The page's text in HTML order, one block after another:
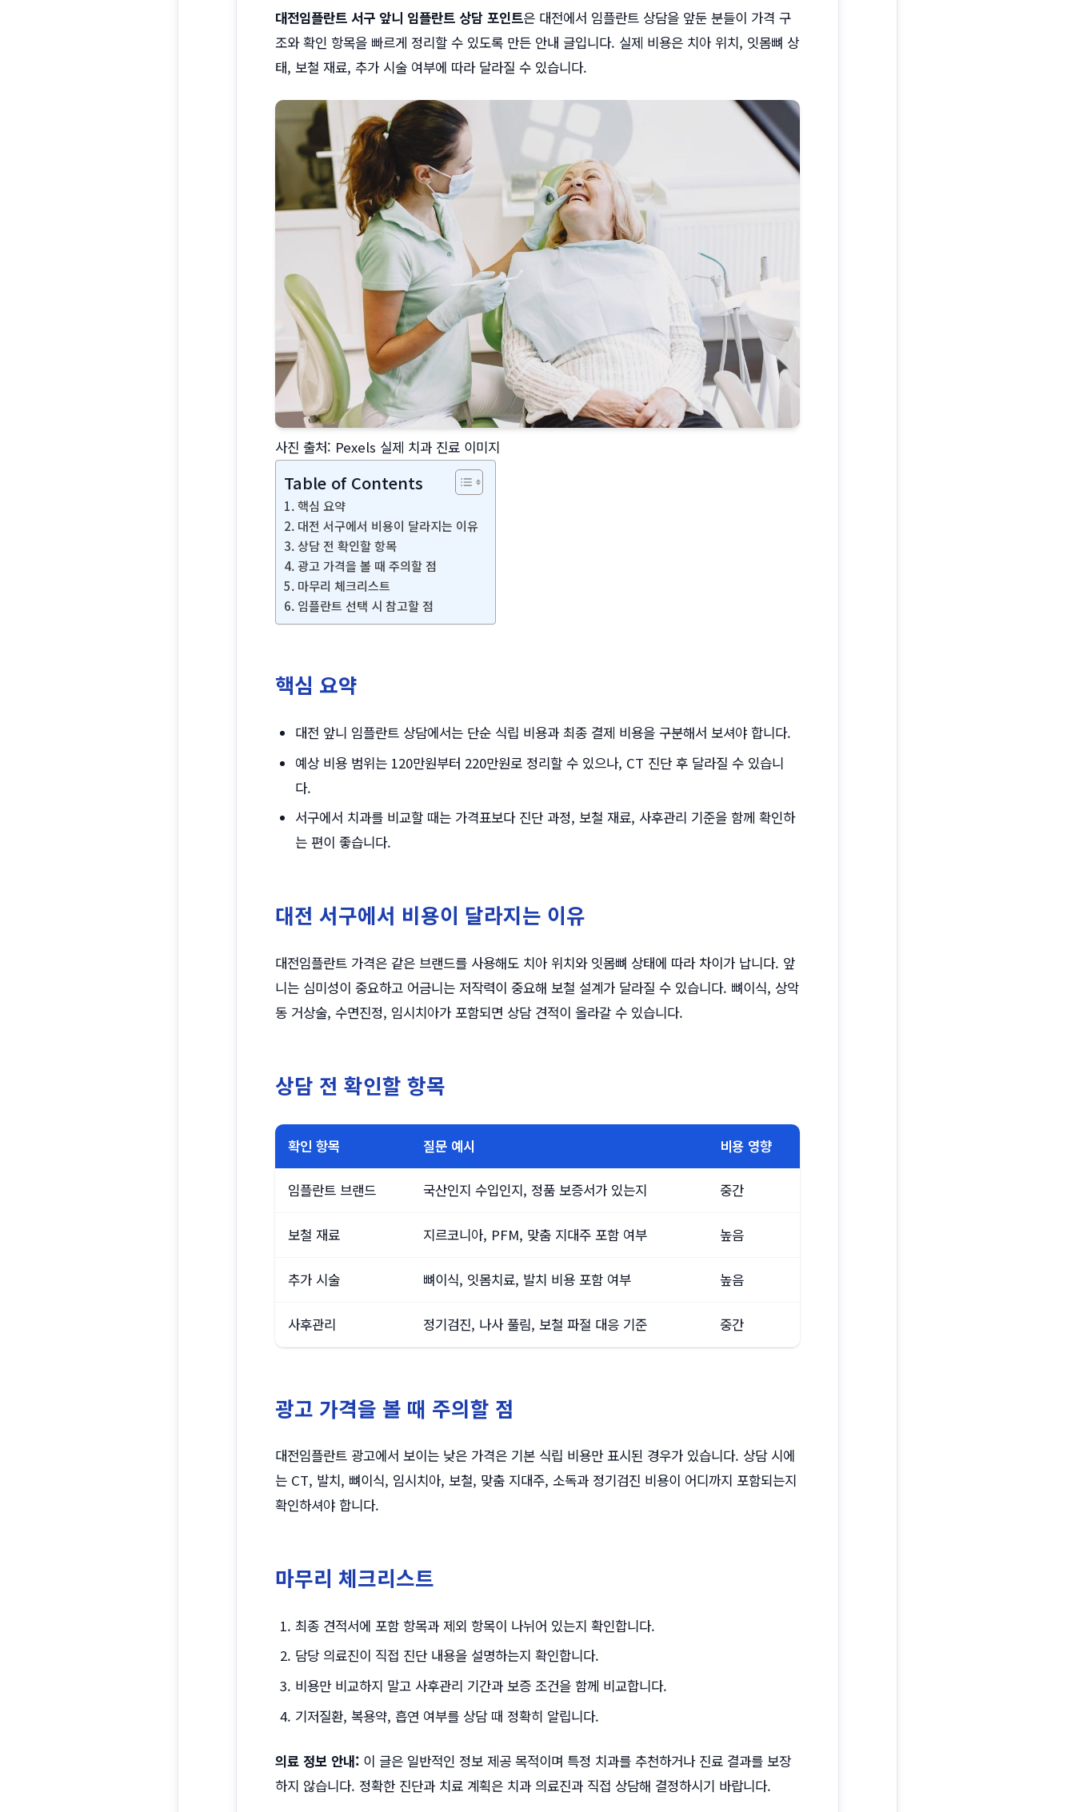
대전임플란트 서구 앞니 임플란트 상담 포인트은 대전에서 임플란트 상담을 앞둔 분들이 가격 구
조와 확인 항목을 빠르게 정리할 수 있도록 만든 안내 글입니다. 실제 비용은 치아 위치, 잇몸뼈 상
태, 보철 재료, 추가 시술 여부에 따라 달라질 수 있습니다.
사진 출처: Pexels 실제 치과 진료 이미지
Table of Contents
핵심 요약
대전 서구에서 비용이 달라지는 이유
상담 전 확인할 항목
광고 가격을 볼 때 주의할 점
마무리 체크리스트
임플란트 선택 시 참고할 점
핵심 요약
대전 앞니 임플란트 상담에서는 단순 식립 비용과 최종 결제 비용을 구분해서 보셔야 합니다.
예상 비용 범위는 120만원부터 220만원로 정리할 수 있으나, CT 진단 후 달라질 수 있습니
다.
서구에서 치과를 비교할 때는 가격표보다 진단 과정, 보철 재료, 사후관리 기준을 함께 확인하
는 편이 좋습니다.
대전 서구에서 비용이 달라지는 이유
대전임플란트 가격은 같은 브랜드를 사용해도 치아 위치와 잇몸뼈 상태에 따라 차이가 납니다. 앞
니는 심미성이 중요하고 어금니는 저작력이 중요해 보철 설계가 달라질 수 있습니다. 뼈이식, 상악
동 거상술, 수면진정, 임시치아가 포함되면 상담 견적이 올라갈 수 있습니다.
상담 전 확인할 항목
확인 항목 질문 예시 비용 영향
임플란트 브랜드 국산인지 수입인지, 정품 보증서가 있는지 중간
보철 재료 지르코니아, PFM, 맞춤 지대주 포함 여부 높음
추가 시술 뼈이식, 잇몸치료, 발치 비용 포함 여부 높음
사후관리 정기검진, 나사 풀림, 보철 파절 대응 기준 중간
광고 가격을 볼 때 주의할 점
대전임플란트 광고에서 보이는 낮은 가격은 기본 식립 비용만 표시된 경우가 있습니다. 상담 시에
는 CT, 발치, 뼈이식, 임시치아, 보철, 맞춤 지대주, 소독과 정기검진 비용이 어디까지 포함되는지
확인하셔야 합니다.
마무리 체크리스트
최종 견적서에 포함 항목과 제외 항목이 나뉘어 있는지 확인합니다.
담당 의료진이 직접 진단 내용을 설명하는지 확인합니다.
비용만 비교하지 말고 사후관리 기간과 보증 조건을 함께 비교합니다.
기저질환, 복용약, 흡연 여부를 상담 때 정확히 알립니다.
의료 정보 안내: 이 글은 일반적인 정보 제공 목적이며 특정 치과를 추천하거나 진료 결과를 보장
하지 않습니다. 정확한 진단과 치료 계획은 치과 의료진과 직접 상담해 결정하시기 바랍니다.